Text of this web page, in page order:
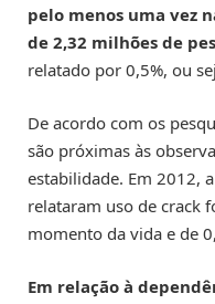
pelo menos uma vez
de 2,32 milhões de
relatado por 0,5%, ou
De acordo com os
são próximas às
estabilidade. Em 2012,
relataram uso de crack
momento da vida e de
Em relação à